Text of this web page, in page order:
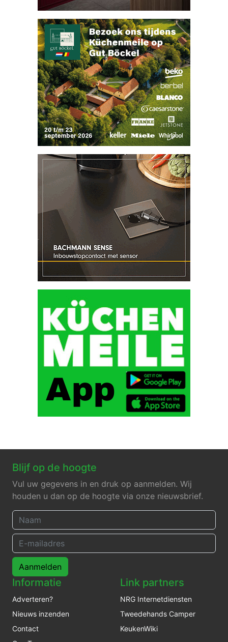
Blijf op de hoogte
Vul uw gegevens in en druk op aanmelden. Wij
houden u dan op de hoogte via onze nieuwsbrief.
Aanmelden
Informatie
Adverteren?
Nieuws inzenden
Contact
Link partners
NRG Internetdiensten
Tweedehands Camper
KeukenWiki